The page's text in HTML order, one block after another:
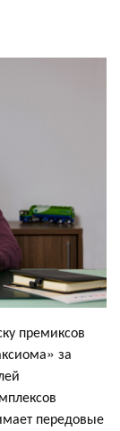
премиксов
за
передовые